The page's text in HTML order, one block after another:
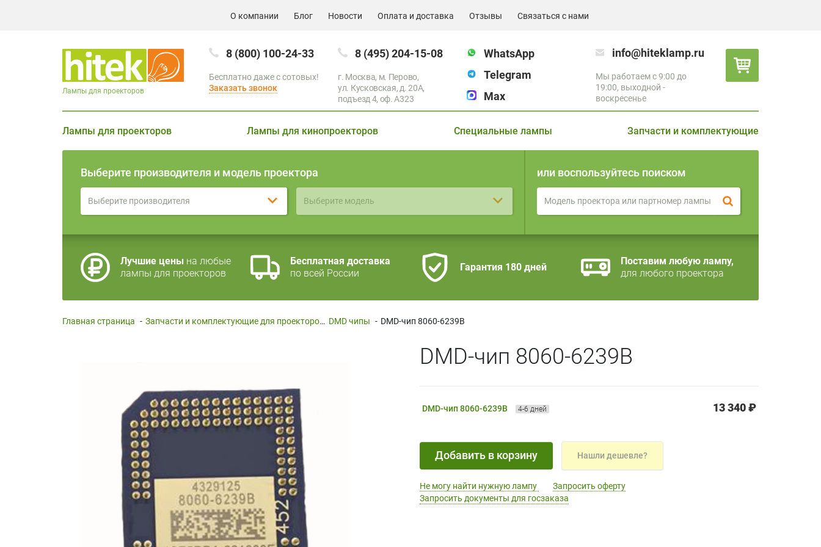
О компании Блог Новости Оплата и доставка Отзывы Связаться с нами
8 (800) 100-24-33
Бесплатно даже с сотовых!
Заказать звонок
8 (495) 204-15-08
г. Москва, м. Перово,
ул. Кусковская, д. 20А,
подъезд 4, оф. A323
WhatsApp
Telegram
Max
info@hiteklamp.ru
Мы работаем с 9:00 до
19:00, выходной -
воскресенье
Лампы для проекторов
Лампы для проекторов Лампы для кинопроекторов Специальные лампы Запчасти и комплектующие
Выберите производителя и модель проектора
Выберите производителя Выберите модель
или воспользуйтесь поиском
Лучшие цены на любые
лампы для проекторов
Бесплатная доставка
по всей России
Гарантия 180 дней
Поставим любую лампу,
для любого проектора
Главная страница - Запчасти и комплектующие для проекторов -DMD чипы - DMD-чип 8060-6239B
DMD-чип 8060-6239B
DMD-чип 8060-6239B 4-6 дней 13 340 ₽
Добавить в корзину Нашли дешевле?
Не могу найти нужную лампу
Запросить оферту
Запросить документы для госзаказа